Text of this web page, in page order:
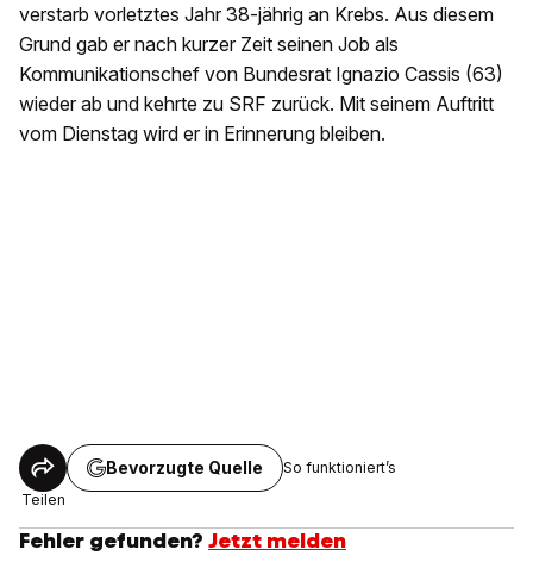
verstarb vorletztes Jahr 38-jährig an Krebs. Aus diesem
Grund gab er nach kurzer Zeit seinen Job als
Kommunikationschef von Bundesrat Ignazio Cassis (63)
wieder ab und kehrte zu SRF zurück. Mit seinem Auftritt
vom Dienstag wird er in Erinnerung bleiben.
Teilen
Bevorzugte Quelle So funktioniert’s
Fehler gefunden? Jetzt melden